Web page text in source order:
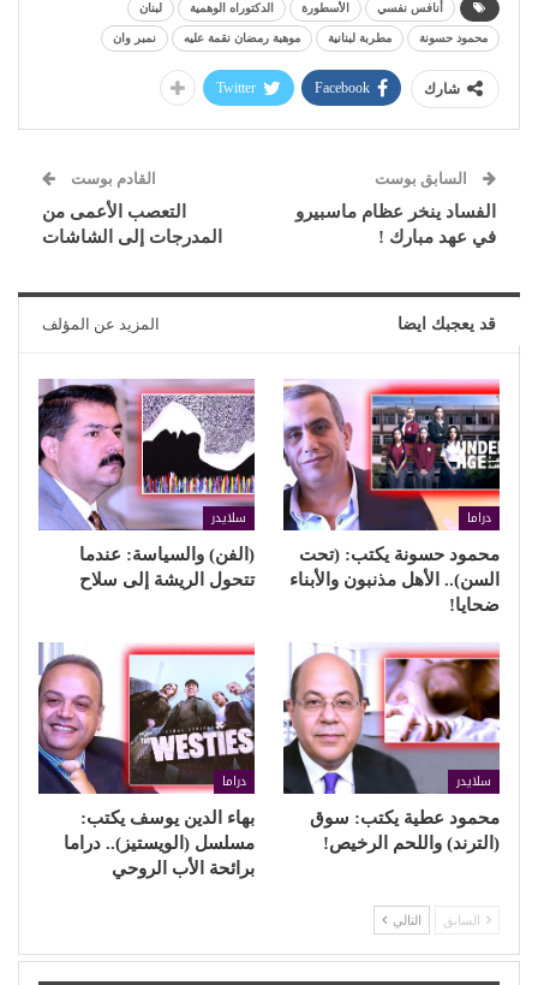
أنافس نفسي الأسطورة الدكتوراه الوهمية لبنان
محمود حسونة مطربة لبنانية موهبة رمضان نقمة عليه نمبر وان
شارك Facebook
Twitter
السابق بوست
الفساد ينخر عظام ماسبيرو
في عهد مبارك !
القادم بوست
التعصب الأعمى من
المدرجات إلى الشاشات
قد يعجبك ايضا المزيد عن المؤلف
دراما
محمود حسونة يكتب: (تحت
السن).. الأهل مذنبون والأبناء
ضحايا!
سلايدر
(الفن) والسياسة: عندما
تتحول الريشة إلى سلاح
سلايدر
محمود عطية يكتب: سوق
(الترند) واللحم الرخيص!
دراما
بهاء الدين يوسف يكتب:
مسلسل (الويستيز).. دراما
برائحة الأب الروحي
السابق التالي